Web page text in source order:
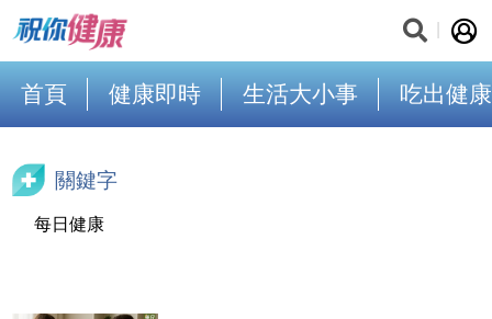
首頁 健康即時 生活大小事 吃出健康
關鍵字
每日健康